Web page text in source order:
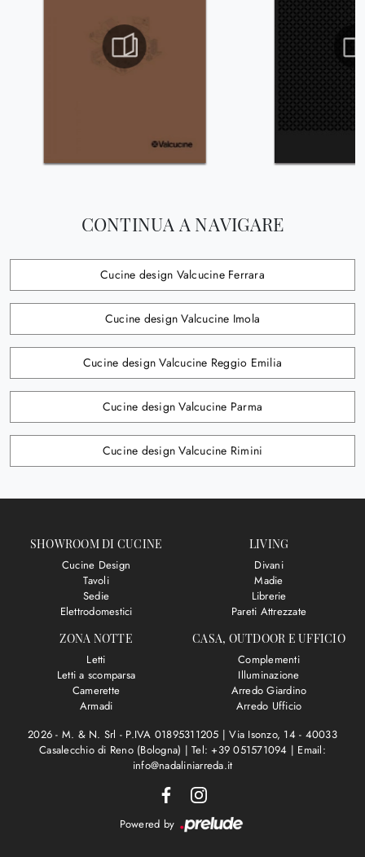
CONTINUA A NAVIGARE
Cucine design Valcucine Ferrara
Cucine design Valcucine Imola
Cucine design Valcucine Reggio Emilia
Cucine design Valcucine Parma
Cucine design Valcucine Rimini
SHOWROOM DI CUCINE
Cucine Design
Tavoli
Sedie
Elettrodomestici
LIVING
Divani
Madie
Librerie
Pareti Attrezzate
ZONA NOTTE
Letti
Letti a scomparsa
Camerette
Armadi
CASA, OUTDOOR E UFFICIO
Complementi
Illuminazione
Arredo Giardino
Arredo Ufficio
2026 - M. & N. Srl - P.IVA 01895311205 |Via Isonzo, 14 - 40033
Casalecchio di Reno (Bologna) |Tel: +39 051571094 | Email:
info@nadaliniarreda.it
Powered by